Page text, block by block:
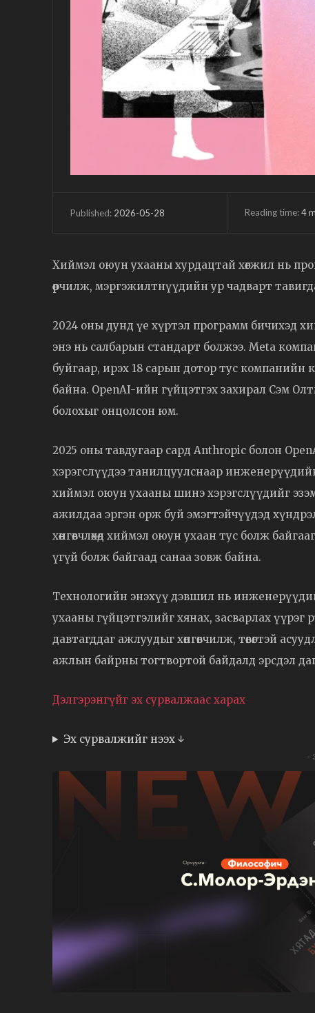
Published: 2026-05-28 Reading time:4
Хиймэл оюун ухааны хурдацтай хөгжил нь
өөрчилж, мэргэжилтнүүдийн ур чадварт
2024 оны дунд үе хүртэл программ бичихэд
энэ нь салбарын стандарт болжээ. Meta
буйгаар, ирэх 18 сарын дотор тус компанийн
байна. OpenAI-ийн гүйцэтгэх захирал Сэм
болохыг онцолсон юм.
2025 оны тавдугаар сард Anthropic болон
хэрэгслүүдээ танилцуулснаар инженерүүдийн
хиймэл оюун ухааны шинэ хэрэгслүүдийг
ажилдаа эргэн орж буй эмэгтэйчүүдэд
хөнгөвчлөхөд хиймэл оюун ухаан тус болж
үгүй болж байгаад санаа зовж байна.
Технологийн энэхүү дэвшил нь
ухааны гүйцэтгэлийг хянах, засварлах
давтагддаг ажлуудыг хөнгөвчилж, төвөгтэй
ажлын байрны тогтвортой байдалд эрсдэл
Дэлгэрэнгүйг эх сурвалжаас харах
Эх сурвалжийг нээх ↓
-